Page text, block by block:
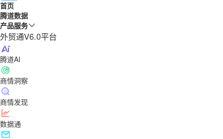
首页
腾道数据
产品服务
外贸通V6.0平台
腾道AI
商情洞察
商情发现
数据通